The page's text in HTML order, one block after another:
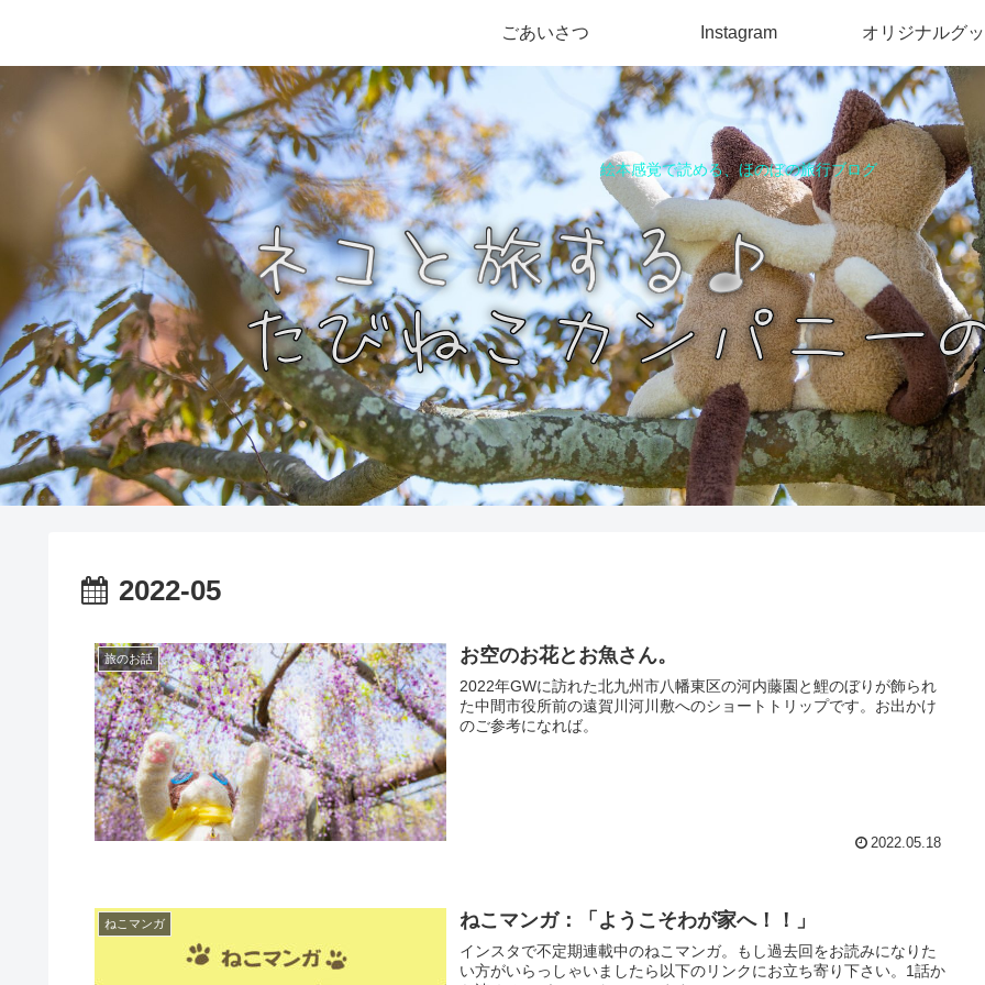
絵本感覚で読める、ほのぼの旅行ブログ
ごあいさつ Instagram オリジナルグ
2022-05
旅のお話 お空のお花とお魚さん。
2022年GWに訪れた北九州市八幡東区の河内藤園と鯉のぼりが飾られ
た中間市役所前の遠賀川河川敷へのショートトリップです。お出かけ
のご参考になれば。
2022.05.18
ねこマンガ ねこマンガ：「ようこそわが家へ！！」
インスタで不定期連載中のねこマンガ。もし過去回をお読みになりた
い方がいらっしゃいましたら以下のリンクにお立ち寄り下さい。1話か